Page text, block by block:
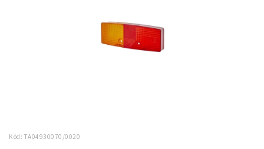
Kód: TA04930070/0020